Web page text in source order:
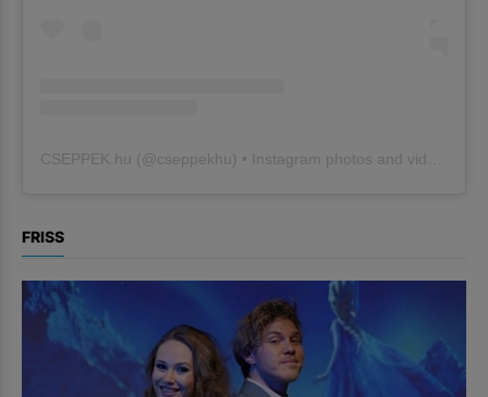
CSEPPEK.hu (@cseppekhu ) • Instagram photos and videos
FRISS